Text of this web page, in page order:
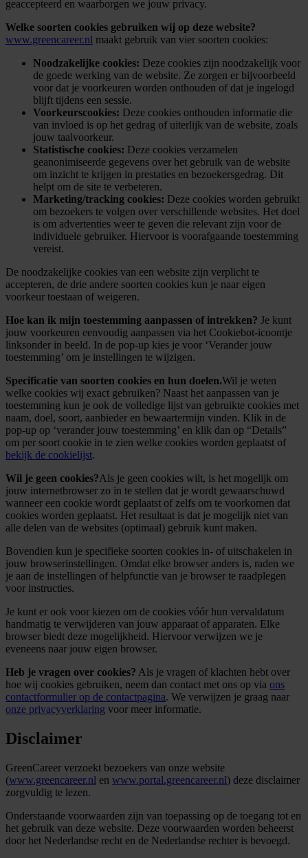
geaccepteerd en waarborgen we jouw privacy.
Welke soorten cookies gebruiken wij op deze website?
www.greencareer.nl maakt gebruik van vier soorten cookies:
Noodzakelijke cookies: Deze cookies zijn noodzakelijk voor
de goede werking van de website. Ze zorgen er bijvoorbeeld
voor dat je voorkeuren worden onthouden of dat je ingelogd
blijft tijdens een sessie.
Voorkeurscookies: Deze cookies onthouden informatie die
van invloed is op het gedrag of uiterlijk van de website, zoals
jouw taalvoorkeur.
Statistische cookies: Deze cookies verzamelen
geanonimiseerde gegevens over het gebruik van de website
om inzicht te krijgen in prestaties en bezoekersgedrag. Dit
helpt om de site te verbeteren.
Marketing/tracking cookies: Deze cookies worden gebruikt
om bezoekers te volgen over verschillende websites. Het doel
is om advertenties weer te geven die relevant zijn voor de
individuele gebruiker. Hiervoor is voorafgaande toestemming
vereist.
De noodzakelijke cookies van een website zijn verplicht te
accepteren, de drie andere soorten cookies kun je naar eigen
voorkeur toestaan of weigeren.
Hoe kan ik mijn toestemming aanpassen of intrekken? Je kunt
jouw voorkeuren eenvoudig aanpassen via het Cookiebot-icoontje
linksonder in beeld. In de pop-up kies je voor ‘Verander jouw
toestemming’ om je instellingen te wijzigen.
Specificatie van soorten cookies en hun doelen.Wil je weten
welke cookies wij exact gebruiken? Naast het aanpassen van je
toestemming kun je ook de volledige lijst van gebruikte cookies met
naam, doel, soort, aanbieder en bewaartermijn vinden. Klik in de
pop-up op ‘verander jouw toestemming’ en klik dan op “Details”
om per soort cookie in te zien welke cookies worden geplaatst of
bekijk de cookielijst.
Wil je geen cookies?Als je geen cookies wilt, is het mogelijk om
jouw internetbrowser zo in te stellen dat je wordt gewaarschuwd
wanneer een cookie wordt geplaatst of zelfs om te voorkomen dat
cookies worden geplaatst. Het resultaat is dat je mogelijk niet van
alle delen van de websites (optimaal) gebruik kunt maken.
Bovendien kun je specifieke soorten cookies in- of uitschakelen in
jouw browserinstellingen. Omdat elke browser anders is, raden we
je aan de instellingen of helpfunctie van je browser te raadplegen
voor instructies.
Je kunt er ook voor kiezen om de cookies vóór hun vervaldatum
handmatig te verwijderen van jouw apparaat of apparaten. Elke
browser biedt deze mogelijkheid. Hiervoor verwijzen we je
eveneens naar jouw eigen browser.
Heb je vragen over cookies? Als je vragen of klachten hebt over
hoe wij cookies gebruiken, neem dan contact met ons op via ons
contactformulier op de contactpagina. We verwijzen je graag naar
onze privacyverklaring voor meer informatie.
Disclaimer
GreenCareer verzoekt bezoekers van onze website
(www.greencareer.nl en www.portal.greencareer.nl) deze disclaimer
zorgvuldig te lezen.
Onderstaande voorwaarden zijn van toepassing op de toegang tot en
het gebruik van deze website. Deze voorwaarden worden beheerst
door het Nederlandse recht en de Nederlandse rechter is bevoegd.